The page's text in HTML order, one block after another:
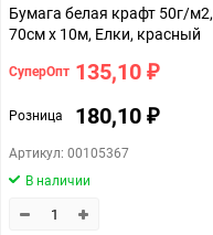
Бумага белая крафт 50г/м2,
70см x 10м, Елки, красный
СуперОпт 135,10 ₽
Розница 180,10 ₽
Артикул: 00105367
В наличии